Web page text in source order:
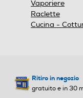
Capacità netta
forno (L)
Vaporiere
Raclette
Cucina -
Ritiro in negozio
gratuito e in 30